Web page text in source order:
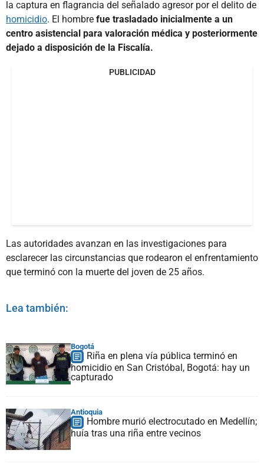
la captura en flagrancia del señalado agresor por el delito de
homicidio. El hombre fue trasladado inicialmente a un
centro asistencial para valoración médica y posteriormente
dejado a disposición de la Fiscalía.
PUBLICIDAD
Las autoridades avanzan en las investigaciones para
esclarecer las circunstancias que rodearon el enfrentamiento
que terminó con la muerte del joven de 25 años.
Lea también:
Bogotá
Riña en plena vía pública terminó en
homicidio en San Cristóbal, Bogotá: hay un
capturado
Antioquia
Hombre murió electrocutado en Medellín;
huía tras una riña entre vecinos